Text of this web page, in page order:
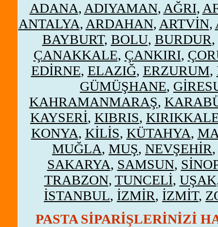
ADANA, ADIYAMAN, AĞRI,
ANTALYA, ARDAHAN, ARTVİN,
BAYBURT, BOLU, BURDUR,
ÇANAKKALE, ÇANKIRI,
EDİRNE, ELAZIĞ, ERZURUM,
GÜMÜŞHANE,
KAHRAMANMARAŞ,
KAYSERİ, KIBRIS,
KONYA, KİLİS, KÜTAHYA,
MUĞLA, MUŞ, NEVŞEHİR
SAKARYA, SAMSUN,
TRABZON, TUNCELİ, UŞAK
İSTANBUL, İZMİR, İZMİT,
PASTA SİPARİŞLERİNİZİ